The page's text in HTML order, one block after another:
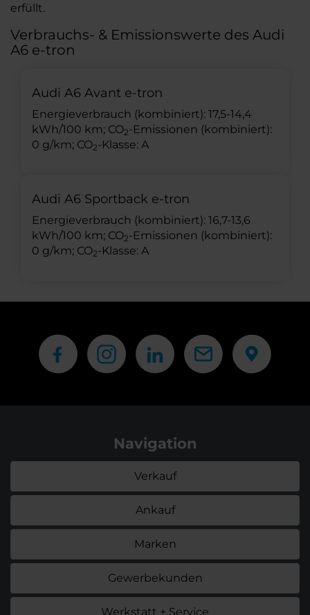
erfüllt.
Verbrauchs- & Emissionswerte des Audi
A6 e-tron
Audi A6 Avant e-tron
Energieverbrauch (kombiniert): 17,5-14,4
kWh/100 km; CO2-Emissionen (kombiniert):
0 g/km; CO2-Klasse: A
Audi A6 Sportback e-tron
Energieverbrauch (kombiniert): 16,7-13,6
kWh/100 km; CO2-Emissionen (kombiniert):
0 g/km; CO2-Klasse: A
Navigation
Verkauf
Ankauf
Marken
Gewerbekunden
Werkstatt + Service